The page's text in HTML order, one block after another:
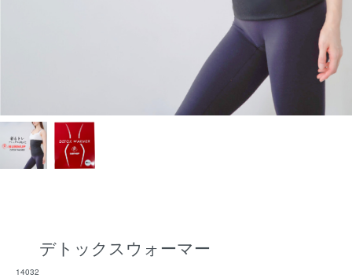
デトックスウォーマー
14032